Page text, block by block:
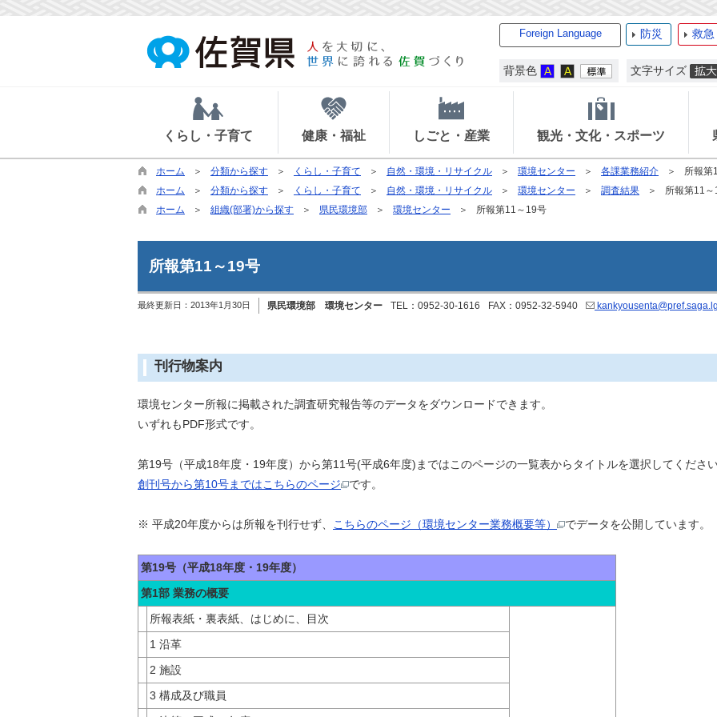
Foreign Language 防災 救急
背景色 文字サイズ
くらし・子育て 健康・福祉 しごと・産業 観光・文化・スポーツ
ホーム 分類から探す くらし・子育て 自然・環境・リサイクル 環境センター 各課業務紹介
所報第
ホーム
分類から探す くらし・子育て 自然・環境・リサイクル 環境センター 調査結果
所報第11
ホーム
組織(部署)から探す 県民環境部 環境センター 所報第11～19号
所報第11～19号
最終更新日： 2013年1月30日 県民環境部 環境センター TEL：0952-30-1616 FAX：0952-32-5940
刊行物案内
環境センター所報に掲載された調査研究報告等のデータをダウンロードできます。
いずれもPDF形式です。
第19号（平成18年度・19年度）から第11号(平成6年度)まではこのページの一覧表からタイトルを選択してくださ
創刊号から第10号まではこちらのページ
です。
※ 平成20年度からは所報を刊行せず、 こちらのページ（環境センター業務概要等） でデータを公開しています。
第19号（平成18年度・19年度）
第1部 業務の概要
所報表紙・裏表紙、はじめに、目次
1 沿革
2 施設
3 構成及び職員